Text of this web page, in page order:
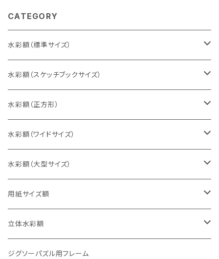
CATEGORY
水彩額（標準サイズ）
インチ判（203×254ミリ）
八切判（242×303ミリ）
太子判（288×379ミリ）
四切判（348×424ミリ）
大衣判（394×509ミリ）
半切判（424×545ミリ）
三三判（455×606ミリ）
水彩額（スケッチブックサイズ）
スケッチ4Ｆ（352×443ミリ）
スケッチ6Ｆ（458×550ミリ）
スケッチ8Ｆ（520×595ミリ）
スケッチ10Ｆ（595×670ミリ）
水彩額（正方形）
10cm正方形（100×100ミリ）
15cm正方形（150×150ミリ）
20cm正方形（200×200ミリ）
25cm正方形（250×250ミリ）
30cm正方形（300×300ミリ）
水彩額（ワイドサイズ）
15×30cm
20×40cm
25×50cm
30×60cm
水彩額（大型サイズ）
大判（660×850ミリ）
MO判（693×893ミリ）
特全判（780×1050ミリ）
用紙サイズ額
B5判（182×257ミリ）
A4判（210×297ミリ）
立体水彩額
インチ判（203×254ミリ）
ジグソーパズル用フレーム